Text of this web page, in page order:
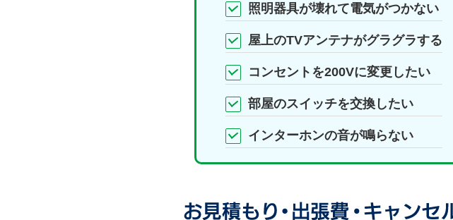
照明器具が壊れて電気がつかない
屋上のTVアンテナがグラグラする
コンセントを200Vに変更したい
部屋のスイッチを交換したい
インターホンの音が鳴らない